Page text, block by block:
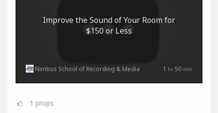
Improve the Sound of Your Room for
$150 or Less
1 hr 50 min
Nimbus School of Recording & Media
1 props